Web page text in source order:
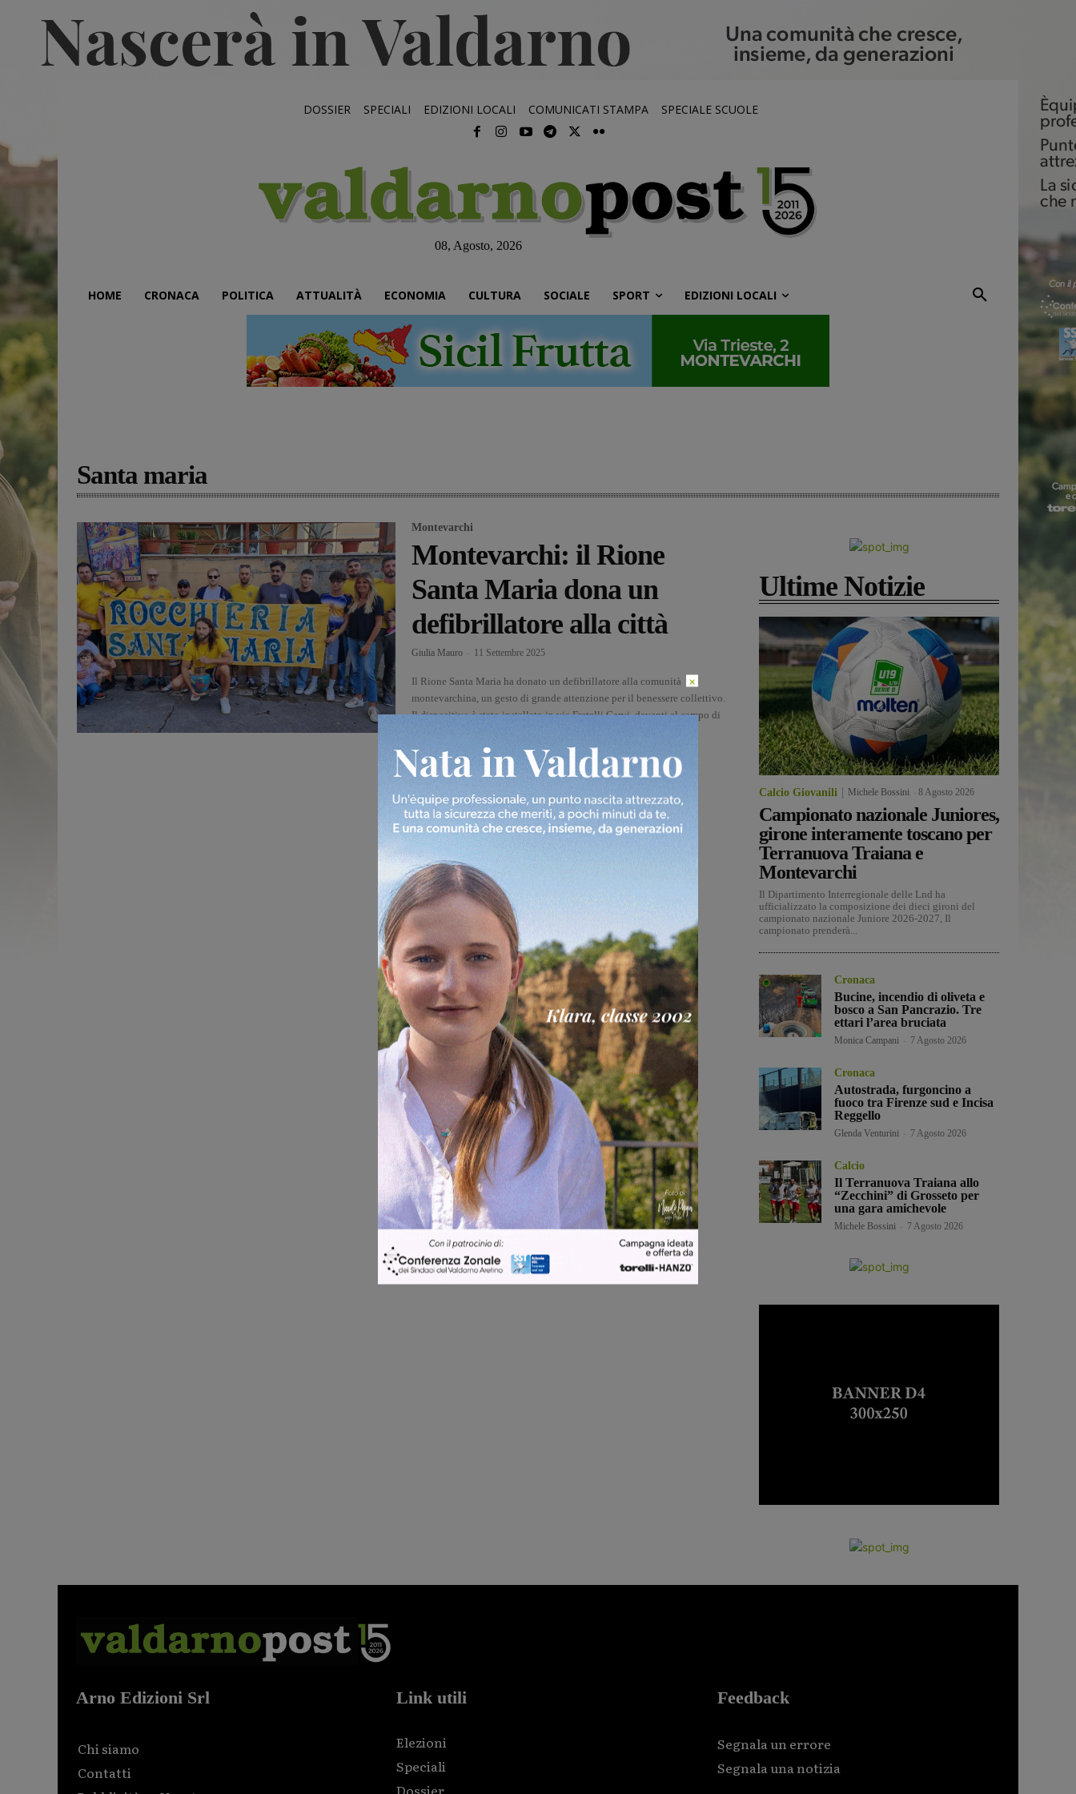
DOSSIER SPECIALI EDIZIONI LOCALI COMUNICATI STAMPA SPECIALE SCUOLE
08, Agosto, 2026
HOME CRONACA POLITICA ATTUALITÀ ECONOMIA CULTURA SOCIALE SPORT EDIZIONI LOCALI
Santa maria
Montevarchi
Montevarchi: il Rione
Santa Maria dona un
defibrillatore alla città
Giulia Mauro 11 Settembre 2025
Il Rione Santa Maria ha donato un defibrillatore alla comunità
montevarchina, un gesto di grande attenzione per il benessere collettivo.
Il dispositivo è stato installato in via Fratelli Cervi, davanti al campo di
Ultime Notizie
Calcio Giovanili Michele Bossini 8 Agosto 2026
Campionato nazionale Juniores,
girone interamente toscano per
Terranuova Traiana e
Montevarchi
Il Dipartimento Interregionale delle Lnd ha
ufficializzato la composizione dei dieci gironi del
campionato nazionale Juniore 2026-2027, Il
campionato prenderà...
Cronaca
Bucine, incendio di oliveta e
bosco a San Pancrazio. Tre
ettari l’area bruciata
Monica Campani 7 Agosto 2026
Cronaca
Autostrada, furgoncino a
fuoco tra Firenze sud e Incisa
Reggello
Glenda Venturini 7 Agosto 2026
Calcio
Il Terranuova Traiana allo
“Zecchini” di Grosseto per
una gara amichevole
Michele Bossini 7 Agosto 2026
Arno Edizioni Srl
Chi siamo
Contatti
Link utili
Elezioni
Speciali
Dossier
Feedback
Segnala un errore
Segnala una notizia
×